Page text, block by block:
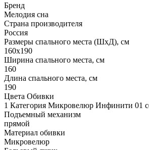
Бренд
Мелодия сна
Страна производителя
Россия
Размеры спального места (ШхД), см
160х190
Ширина спального места, см
160
Длина спального места, см
190
Цвета Обивки
1 Категория Микровелюр Инфинити 01
Подъемный механизм
прямой
Материал обивки
Микровелюр